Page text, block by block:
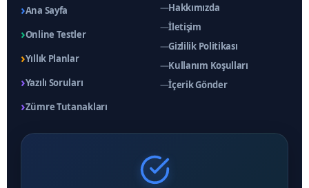
›Ana Sayfa
›Online Testler
›Yıllık Planlar
›Yazılı Soruları
›Zümre Tutanakları
—Hakkımızda
—İletişim
—Gizlilik Politikası
—Kullanım Koşulları
—İçerik Gönder